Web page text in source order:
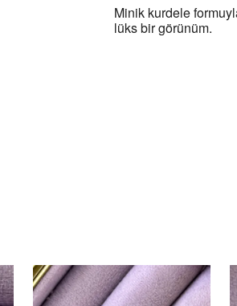
Minik kurdele
lüks bir görünüm.